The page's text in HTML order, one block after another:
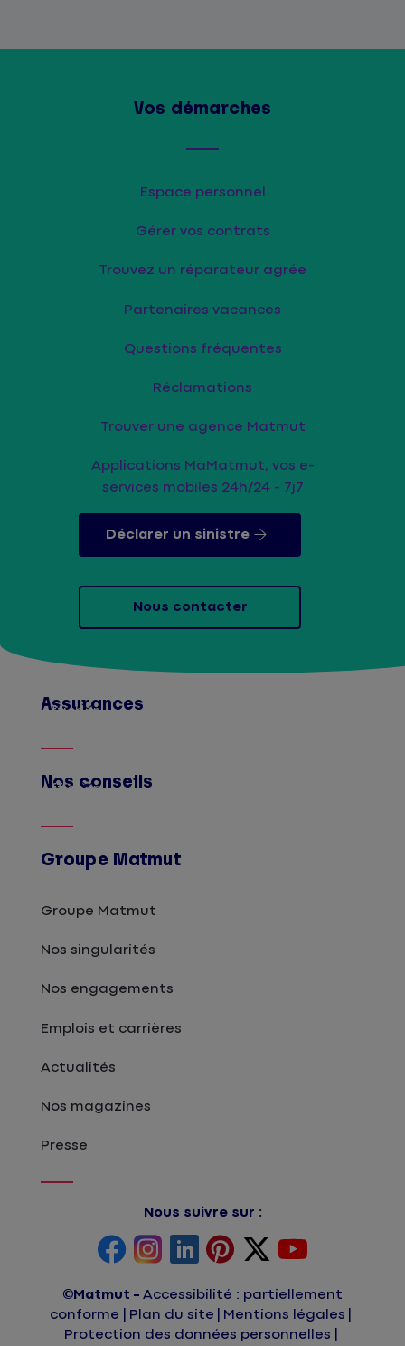
Vos démarches
Espace personnel
Gérer vos contrats
Trouvez un réparateur agrée
Partenaires vacances
Questions fréquentes
Réclamations
Trouver une agence Matmut
Applications MaMatmut, vos e-
services mobiles 24h/24 - 7j7
Déclarer un sinistre
Nous contacter
Assurances
Afficher
Nos conseils
Afficher
Groupe Matmut
Groupe Matmut
Nos singularités
Nos engagements
Emplois et carrières
Actualités
Nos magazines
Presse
Nous suivre sur :
©Matmut
Accessibilité : partiellement
conforme
Plan du site
Mentions légales
Protection des données personnelles